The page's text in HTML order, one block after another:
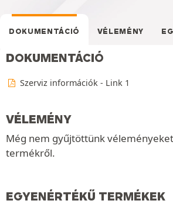
DOKUMENTÁCIÓ VÉLEMÉNY
DOKUMENTÁCIÓ
Szerviz információk - Link 1
VÉLEMÉNY
Még nem gyűjtöttünk
termékről.
EGYENÉRTÉKŰ TERMÉKEK